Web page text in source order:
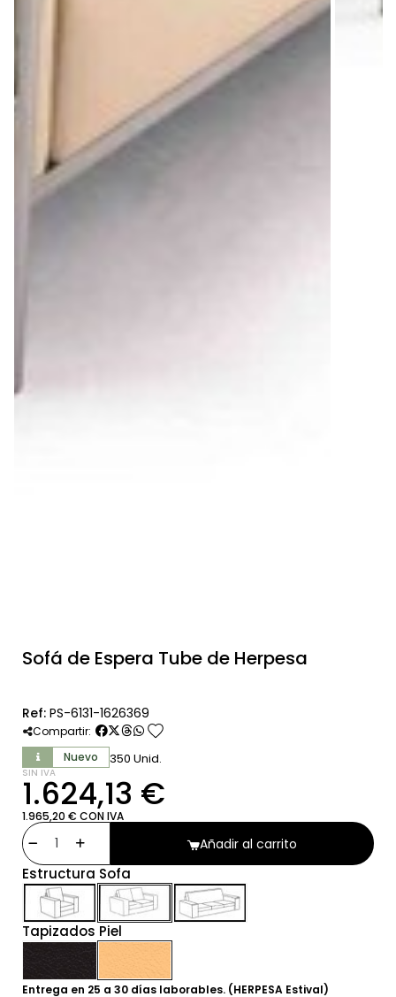
Sofá de Espera Tube de Herpesa
Ref: PS-6131-1626369
Compartir: favorite
Nuevo 350 Unid.
SIN IVA
1.624,13 €
1.965,20 € CON IVA
Añadir al carrito
Estructura Sofa
Tapizados Piel
Entrega en 25 a 30 días laborables. (HERPESA Estival)